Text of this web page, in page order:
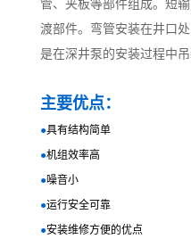
管、夹板等部件组成。短
渡部件。弯管安装在井口
是在深井泵的安装过程中吊
主要优点：
●具有结构简单
●机组效率高
●噪音小
●运行安全可靠
●安装维修方便的优点